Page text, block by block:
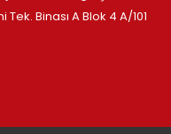
Binası A Blok 4 A/101